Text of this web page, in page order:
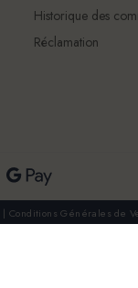
Historique des
Réclamation
Conditions Générales de